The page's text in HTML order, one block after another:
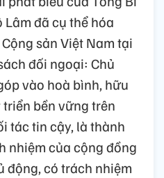
đã cụ thể hóa
sản Việt Nam tại
đối ngoại: Chủ
vào hoà bình, hữu
bền vững trên
tác tin cậy, là thành
nhiệm của cộng đồng
động, có trách nhiệm